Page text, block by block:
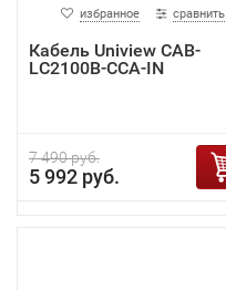
избранное сравнить
Кабель Uniview CAB-
LC2100B-CCA-IN
7 490 руб.
5 992 руб.